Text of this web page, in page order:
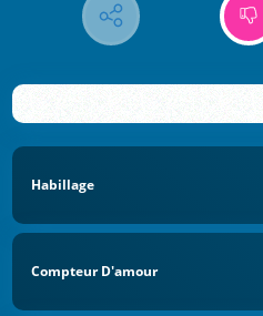
Habillage
Compteur D'amour